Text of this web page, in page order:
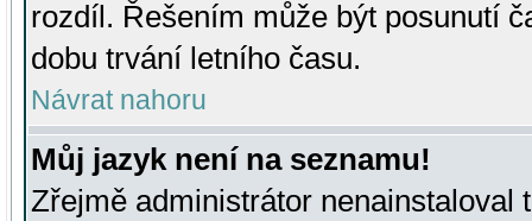
rozdíl. Řešením může být posunutí
dobu trvání letního času.
Návrat nahoru
Můj jazyk není na seznamu!
Zřejmě administrátor nenainstaloval